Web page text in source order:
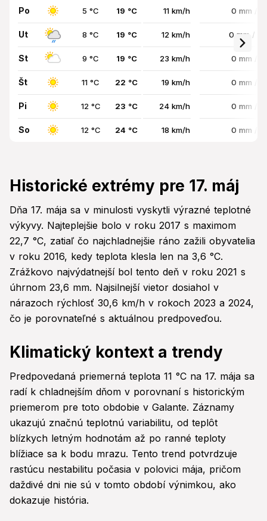
Po 5 °C 19 °C 11 km/h 0 mm /
Ut 8 °C 19 °C 12 km/h 0 mm /
St 9 °C 19 °C 23 km/h 0 mm /
Št 11 °C 22 °C 19 km/h 0 mm /
Pi 12 °C 23 °C 24 km/h 0 mm /
So 12 °C 24 °C 18 km/h 0 mm /
Historické extrémy pre 17. máj
Dňa 17. mája sa v minulosti vyskytli výrazné teplotné
výkyvy. Najteplejšie bolo v roku 2017 s maximom
22,7 °C, zatiaľ čo najchladnejšie ráno zažili obyvatelia
v roku 2016, kedy teplota klesla len na 3,6 °C.
Zrážkovo najvýdatnejší bol tento deň v roku 2021 s
úhrnom 23,6 mm. Najsilnejší vietor dosiahol v
nárazoch rýchlosť 30,6 km/h v rokoch 2023 a 2024,
čo je porovnateľné s aktuálnou predpoveďou.
Klimatický kontext a trendy
Predpovedaná priemerná teplota 11 °C na 17. mája sa
radí k chladnejším dňom v porovnaní s historickým
priemerom pre toto obdobie v Galante. Záznamy
ukazujú značnú teplotnú variabilitu, od teplôt
blízkych letným hodnotám až po ranné teploty
blížiace sa k bodu mrazu. Tento trend potvrdzuje
rastúcu nestabilitu počasia v polovici mája, pričom
daždivé dni nie sú v tomto období výnimkou, ako
dokazuje história.